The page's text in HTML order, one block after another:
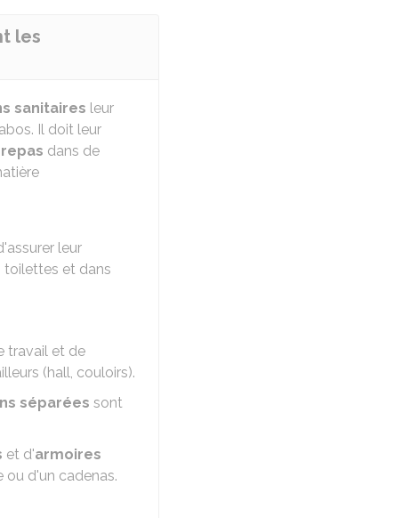
les
sanitaires leur
Il doit leur
dans de
leur
toilettes et dans
travail et de
(hall, couloirs).
séparées sont
et d'armoires
ou d'un cadenas.